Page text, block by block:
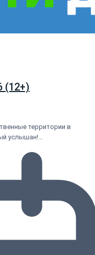
(12+)
территории в
услышан!…